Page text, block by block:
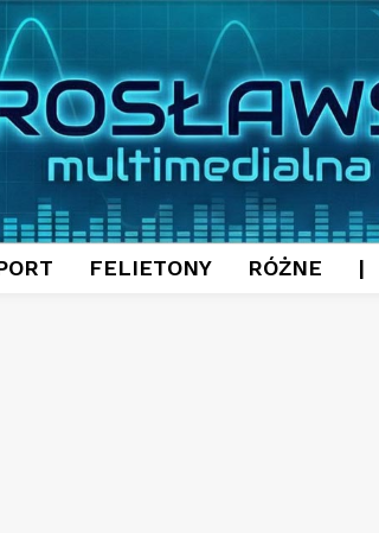
FELIETONY RÓŻNE |